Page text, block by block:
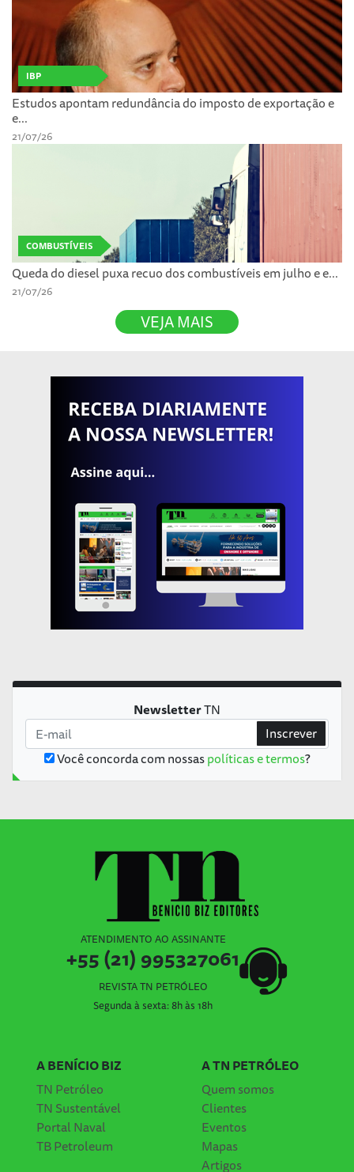
IBP
Estudos apontam redundância do imposto de exportação e
e...
21/07/26
COMBUSTÍVEIS
Queda do diesel puxa recuo dos combustíveis em julho e e...
21/07/26
VEJA MAIS
NewsletterTN
Você concorda com nossaspolíticas e termos?
Inscrever
ATENDIMENTO AO ASSINANTE
+55 (21) 995327061
REVISTA TN PETRÓLEO
Segunda à sexta: 8h às 18h
A BENÍCIO BIZ
TN Petróleo
TN Sustentável
Portal Naval
TB Petroleum
A TN PETRÓLEO
Quem somos
Clientes
Eventos
Mapas
Artigos